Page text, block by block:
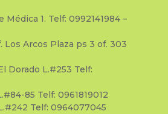
Médica 1. Telf: 0992141984 –
Los Arcos Plaza ps 3 of. 303
Dorado L.#253 Telf:
85 Telf: 0961819012
Telf: 0964077045